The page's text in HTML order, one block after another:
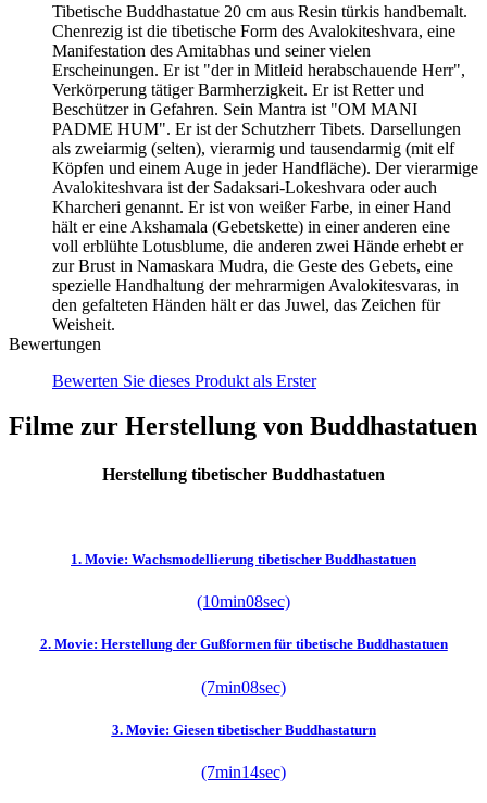
Tibetische Buddhastatue 20 cm aus Resin türkis handbemalt.
Chenrezig ist die tibetische Form des Avalokiteshvara, eine
Manifestation des Amitabhas und seiner vielen
Erscheinungen. Er ist "der in Mitleid herabschauende Herr",
Verkörperung tätiger Barmherzigkeit. Er ist Retter und
Beschützer in Gefahren. Sein Mantra ist "OM MANI
PADME HUM". Er ist der Schutzherr Tibets. Darsellungen
als zweiarmig (selten), vierarmig und tausendarmig (mit elf
Köpfen und einem Auge in jeder Handfläche). Der vierarmige
Avalokiteshvara ist der Sadaksari-Lokeshvara oder auch
Kharcheri genannt. Er ist von weißer Farbe, in einer Hand
hält er eine Akshamala (Gebetskette) in einer anderen eine
voll erblühte Lotusblume, die anderen zwei Hände erhebt er
zur Brust in Namaskara Mudra, die Geste des Gebets, eine
spezielle Handhaltung der mehrarmigen Avalokitesvaras, in
den gefalteten Händen hält er das Juwel, das Zeichen für
Weisheit.
Bewertungen
Bewerten Sie dieses Produkt als Erster
Filme zur Herstellung von Buddhastatuen
Herstellung tibetischer Buddhastatuen
1. Movie: Wachsmodellierung tibetischer Buddhastatuen
(10min08sec)
2. Movie: Herstellung der Gußformen für tibetische Buddhastatuen
(7min08sec)
3. Movie: Giesen tibetischer Buddhastaturn
(7min14sec)